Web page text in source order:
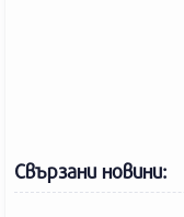
Свързани новини: